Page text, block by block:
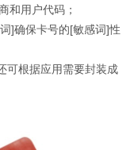
和用户代码；
]确保卡号的[敏感词]性
可根据应用需要封装成